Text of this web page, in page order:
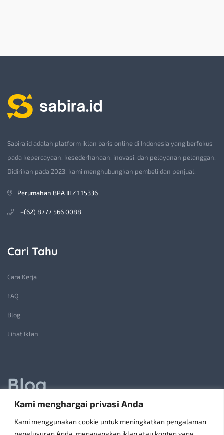
Kami menghargai privasi Anda
Kami menggunakan cookie untuk meningkatkan pengalaman
Sabira.id adalah platform iklan baris online di Indonesia yang berfokus
pada kepercayaan, kesederhanaan, inovasi, dan pelayanan pelanggan.
Didirikan pada 2023, kami menghubungkan pembeli dan penjual.
Perumahan BPA III Z 1 15336
+(62) 8777 566 0088
Cari Tahu
Cara Kerja
FAQ
Blog
Lihat Iklan
Blog
Jasa Pembuatan Lift Barang: Solusi Transportasi Vertikal
Receiving Parcels and Mail at a Rented Room in Singapore